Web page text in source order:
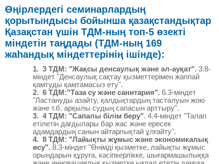
Өңірлердегі семинарлардың
қорытындысы бойынша қазақстандықтар
Қазақстан үшін ТДМ-ның топ-5 өзекті
міндетін таңдады (ТДМ-ның 169
жаһандық міндеттерінің ішінде):
1. 3 ТДМ: "Жақсы денсаулық және әл-ауқат". 3.8-
міндет "Денсаулық сақтау қызметтерімен жаппай
қамтуды қамтамасыз ету".
2. 6 ТДМ:"Таза су және санитария". 6.3-міндет
"Ластануды азайту, қалдықтардың тасталуын жою
және т.б. арқылы судың сапасын арттыру".
3. 4 ТДМ: "Сапалы білім беру". 4.4-міндет "Талап
етілетін дағдылары бар жас және ересек
адамдардың санын айтарлықтай ұлғайту".
4. 8 ТДМ: "Лайықты жұмыс және экономикалық
өсу". 8.3-міндет "Өнімді қызметке, лайықты жұмыс
орындарын құруға, кәсіпкерлікке, шығармашылыққа